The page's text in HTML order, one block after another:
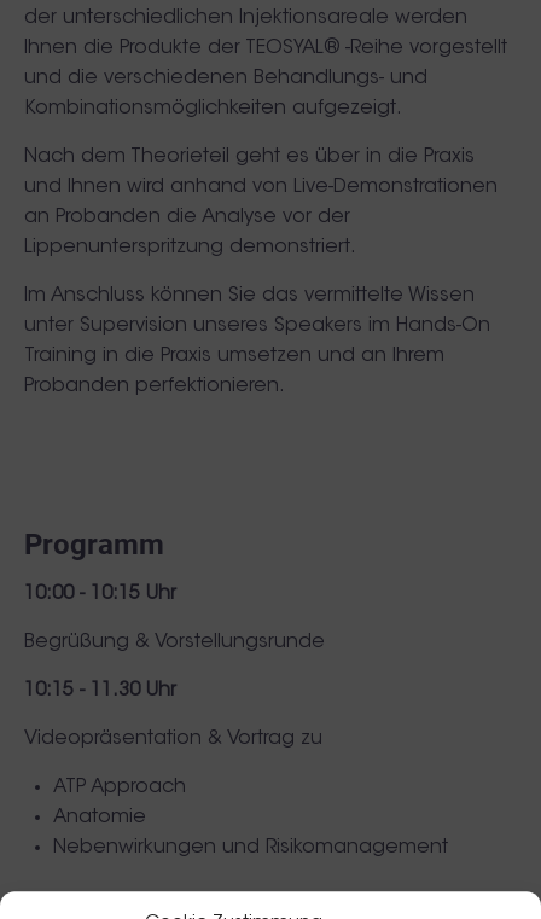
der unterschiedlichen Injektionsareale werden
Ihnen die Produkte der TEOSYAL® -Reihe vorgestellt
und die verschiedenen Behandlungs- und
Kombinationsmöglichkeiten aufgezeigt.
Nach dem Theorieteil geht es über in die Praxis
und Ihnen wird anhand von Live-Demonstrationen
an Probanden die Analyse vor der
Lippenunterspritzung demonstriert.
Im Anschluss können Sie das vermittelte Wissen
unter Supervision unseres Speakers im Hands-On
Training in die Praxis umsetzen und an Ihrem
Probanden perfektionieren.
Programm
10:00 - 10:15 Uhr
Begrüßung & Vorstellungsrunde
10:15 - 11.30 Uhr
Videopräsentation & Vortrag zu
ATP Approach
Anatomie
Nebenwirkungen und Risikomanagement